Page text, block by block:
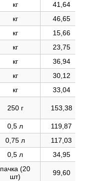
кг
41,64
кг
46,65
кг
15,66
кг
23,75
кг
36,94
кг
30,12
кг 33,04
250 г 153,38
0,5 л
119,87
0,75 л
117,03
0,5 л 34,95
пачка (20
шт)
99,60